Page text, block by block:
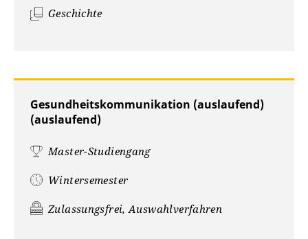
Geschichte
Gesundheitskommunikation (auslaufend)
(auslaufend)
Master-Studiengang
Wintersemester
Zulassungsfrei, Auswahlverfahren